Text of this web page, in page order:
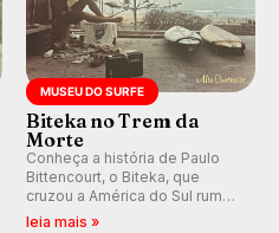
MUSEU DO SURFE
Biteka no Trem da
Morte
Conheça a história de Paulo
Bittencourt, o Biteka, que
cruzou a América do Sul rumo
ao Pacífico em uma jornada
leia mais »